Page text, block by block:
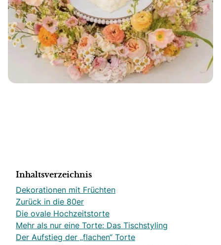
Inhaltsverzeichnis
Dekorationen mit Früchten
Zurück in die 80er
Die ovale Hochzeitstorte
Mehr als nur eine Torte: Das Tischstyling
Der Aufstieg der „flachen“ Torte